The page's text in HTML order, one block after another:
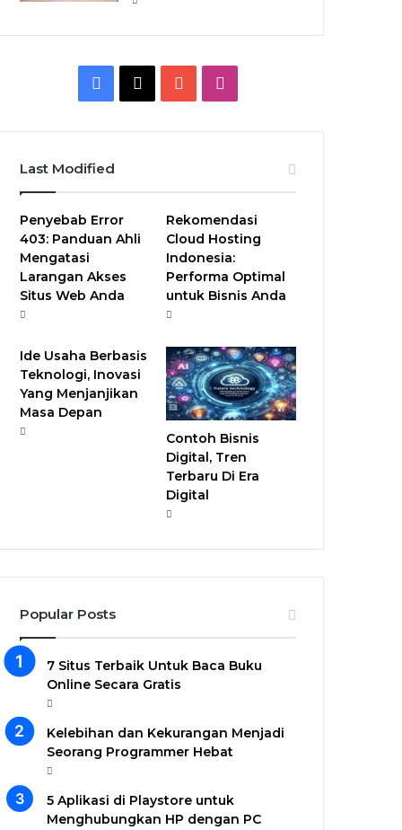
e
b
o
T
u
b
e
t
a
g
r
m
Last Modified
Penyebab Error
403: Panduan Ahli
Mengatasi
Larangan Akses
Situs Web Anda
Rekomendasi
Cloud Hosting
Indonesia:
Performa Optimal
untuk Bisnis Anda
Ide Usaha Berbasis
Teknologi, Inovasi
Yang Menjanjikan
Masa Depan
Contoh Bisnis
Digital, Tren
Terbaru Di Era
Digital
Popular Posts
7 Situs Terbaik Untuk Baca Buku
Online Secara Gratis
Kelebihan dan Kekurangan Menjadi
Seorang Programmer Hebat
5 Aplikasi di Playstore untuk
Menghubungkan HP dengan PC